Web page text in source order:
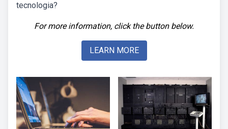
tecnologia?
For more information, click the button below.
LEARN MORE